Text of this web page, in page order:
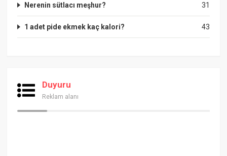
31
Nerenin sütlacı meşhur?
43
1 adet pide ekmek kaç kalori?
Duyuru
Reklam alanı